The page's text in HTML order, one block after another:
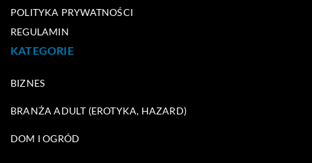
POLITYKA PRYWATNOŚCI
REGULAMIN
KATEGORIE
BIZNES
BRANŻA ADULT (EROTYKA, HAZARD)
DOM I OGRÓD